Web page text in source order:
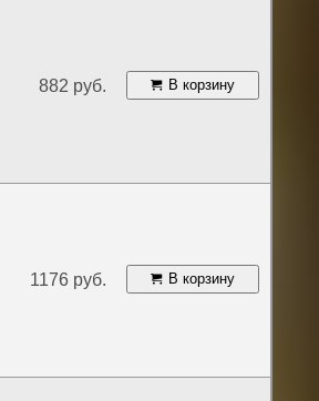
882 руб. В корзину
1176 руб. В корзину